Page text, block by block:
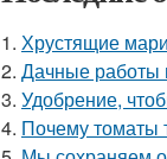
1. Хрустящие
2. Дачные работы
3. Удобрение,
4. Почему томаты